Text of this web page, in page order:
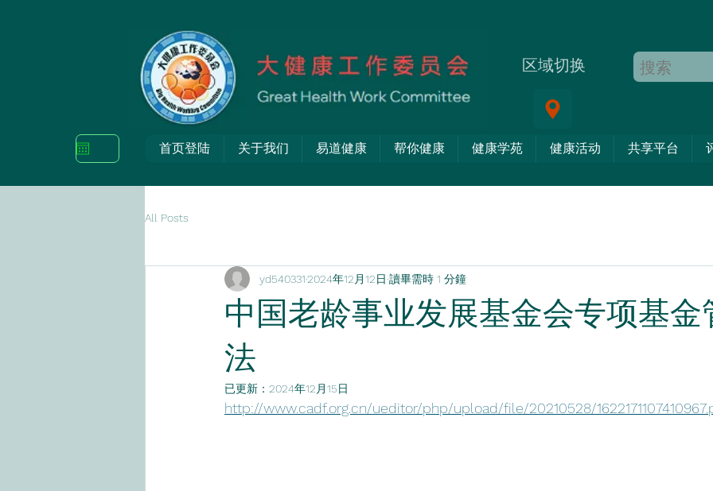
区域切换
首页登陆 关于我们 易道健康 帮你健康 健康学苑 健康活动 共享平台
All Posts
中国老龄事业发展基金会专项基金
法
yd5403312024年12月12日 讀畢需時 1 分鐘
已更新： 2024年12月15日
http://www.cadf.org.cn/ueditor/php/upload/file/20210528/